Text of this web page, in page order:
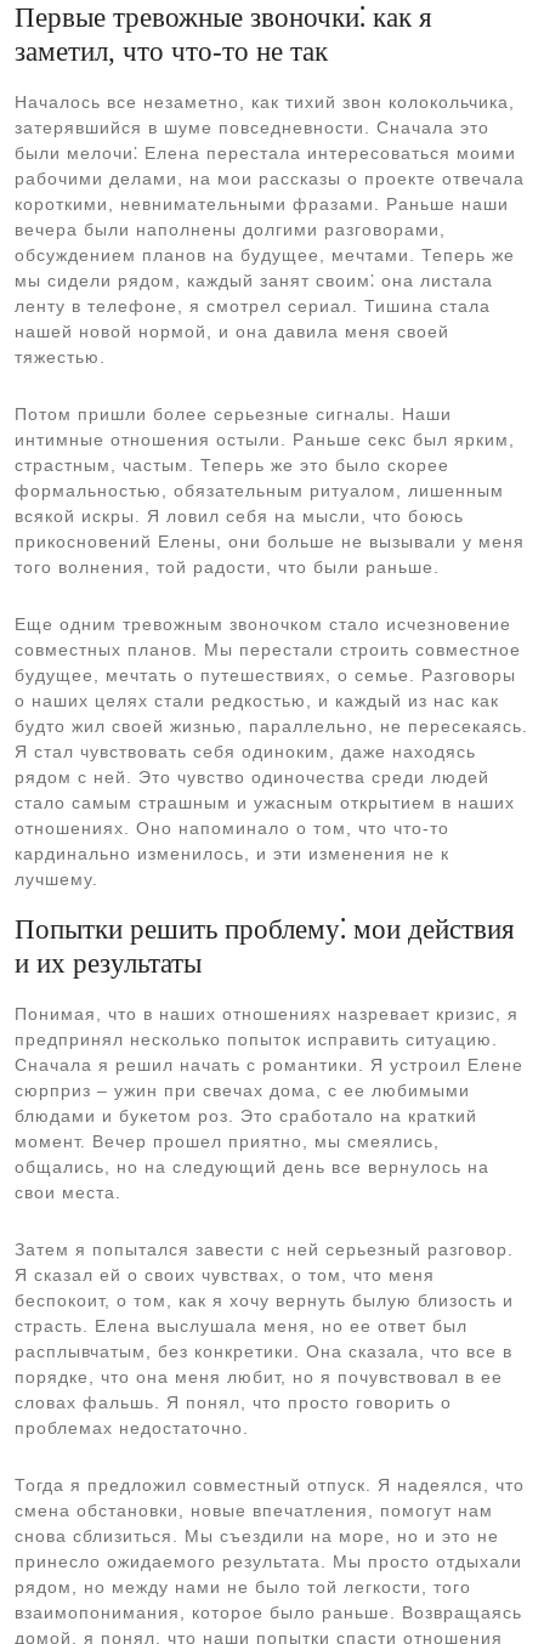
Первые тревожные звоночки⁚ как я
заметил, что что-то не так
Началось все незаметно, как тихий звон колокольчика,
затерявшийся в шуме повседневности. Сначала это
были мелочи⁚ Елена перестала интересоваться моими
рабочими делами, на мои рассказы о проекте отвечала
короткими, невнимательными фразами. Раньше наши
вечера были наполнены долгими разговорами,
обсуждением планов на будущее, мечтами. Теперь же
мы сидели рядом, каждый занят своим⁚ она листала
ленту в телефоне, я смотрел сериал. Тишина стала
нашей новой нормой, и она давила меня своей
тяжестью.
Потом пришли более серьезные сигналы. Наши
интимные отношения остыли. Раньше секс был ярким,
страстным, частым. Теперь же это было скорее
формальностью, обязательным ритуалом, лишенным
всякой искры. Я ловил себя на мысли, что боюсь
прикосновений Елены, они больше не вызывали у меня
того волнения, той радости, что были раньше.
Еще одним тревожным звоночком стало исчезновение
совместных планов. Мы перестали строить совместное
будущее, мечтать о путешествиях, о семье. Разговоры
о наших целях стали редкостью, и каждый из нас как
будто жил своей жизнью, параллельно, не пересекаясь.
Я стал чувствовать себя одиноким, даже находясь
рядом с ней. Это чувство одиночества среди людей
стало самым страшным и ужасным открытием в наших
отношениях. Оно напоминало о том, что что-то
кардинально изменилось, и эти изменения не к
лучшему.
Попытки решить проблему⁚ мои действия
и их результаты
Понимая, что в наших отношениях назревает кризис, я
предпринял несколько попыток исправить ситуацию.
Сначала я решил начать с романтики. Я устроил Елене
сюрприз – ужин при свечах дома, с ее любимыми
блюдами и букетом роз. Это сработало на краткий
момент. Вечер прошел приятно, мы смеялись,
общались, но на следующий день все вернулось на
свои места.
Затем я попытался завести с ней серьезный разговор.
Я сказал ей о своих чувствах, о том, что меня
беспокоит, о том, как я хочу вернуть былую близость и
страсть. Елена выслушала меня, но ее ответ был
расплывчатым, без конкретики. Она сказала, что все в
порядке, что она меня любит, но я почувствовал в ее
словах фальшь. Я понял, что просто говорить о
проблемах недостаточно.
Тогда я предложил совместный отпуск. Я надеялся, что
смена обстановки, новые впечатления, помогут нам
снова сблизиться. Мы съездили на море, но и это не
принесло ожидаемого результата. Мы просто отдыхали
рядом, но между нами не было той легкости, того
взаимопонимания, которое было раньше. Возвращаясь
домой, я понял, что наши попытки спасти отношения